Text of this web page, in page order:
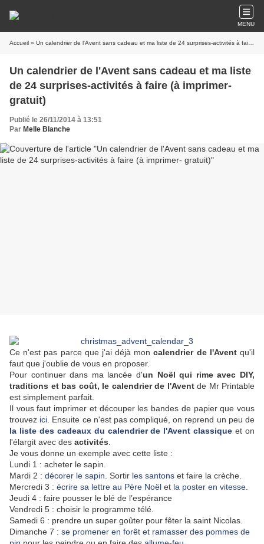
MENU
Accueil » Un calendrier de l'Avent sans cadeau et ma liste de 24 surprises-activités à faire (à imprimer- gratuit)
Un calendrier de l'Avent sans cadeau et ma liste
de 24 surprises-activités à faire (à imprimer-
gratuit)
Publié le 26/11/2014 à 13:51
Par Melle Blanche
Ce n'est pas parce que j'ai déjà moncalendrier de l'Aventqu'il
faut que j'oublie de vous en proposer.
Pour continuer dans ma lancée d'un Noël qui rime avec DIY,
traditions et bas coût, le calendrier de l'Aventde Mr Printable
est simplement parfait.
Il vous faut imprimer et découper les bandes de papier que vous
trouvez ici . Ensuite ce n'est pas compliqué, on reprend un peu de
la liste des cadeaux du calendrier de l'Avent classique et on
l'élargit avec des activités
Je vous donne un exemple avec cette liste :
Lundi 1 : acheter le sapin.
Mardi 2 : décorer le sapin . Sortir les santons et faire la crèche.
Mercredi 3 : écrire sa lettre au Père Noël et la poster en vitesse
Jeudi 4 : faire pousser le blé de l’espérance
Vendredi 5 : choisir le programme télé.
Samedi 6 : prendre un super goûter pour fêter la saint Nicolas.
Dimanche 7 : se promener en forêt et ramasser des pommes de